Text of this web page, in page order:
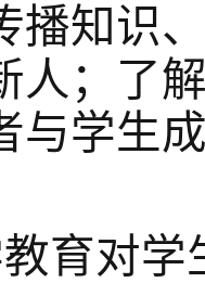
播知识
人；了
与学生
育对学